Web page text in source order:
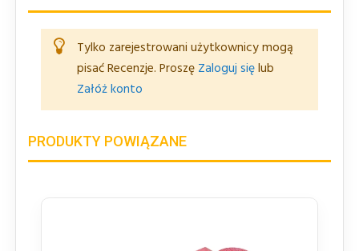
Tylko zarejestrowani użytkownicy mogą
pisać Recenzje. Proszę Zaloguj sięlub
Załóż konto
PRODUKTY POWIĄZANE